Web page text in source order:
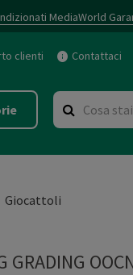
MediaWorld
clienti Contattaci
Giocattoli
GRADING